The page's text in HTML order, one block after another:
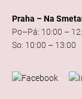
Praha – Na
Po–Pá: 10:00 –
So: 10:00 – 13:00